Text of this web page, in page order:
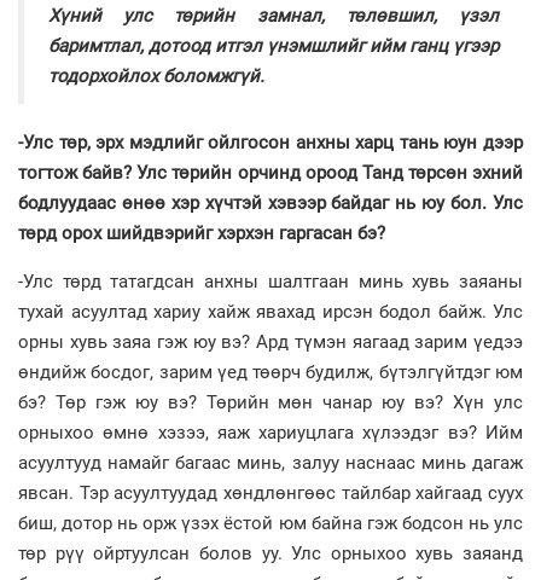
Хүний улс төрийн замнал, төлөвшил, үзэл
баримтлал, дотоод итгэл үнэмшлийг ийм ганц үгээр
тодорхойлох боломжгүй.
-Улс төр, эрх мэдлийг ойлгосон анхны харц тань юун дээр
тогтож байв? Улс төрийн орчинд ороод Танд төрсөн эхний
бодлуудаас өнөө хэр хүчтэй хэвээр байдаг нь юу бол. Улс
төрд орох шийдвэрийг хэрхэн гаргасан бэ?
-Улс төрд татагдсан анхны шалтгаан минь хувь заяаны
тухай асуултад хариу хайж явахад ирсэн бодол байж. Улс
орны хувь заяа гэж юу вэ? Ард түмэн яагаад зарим үедээ
өндийж босдог, зарим үед төөрч будилж, бүтэлгүйтдэг юм
бэ? Төр гэж юу вэ? Төрийн мөн чанар юу вэ? Хүн улс
орныхоо өмнө хэзээ, яаж хариуцлага хүлээдэг вэ? Ийм
асуултууд намайг багаас минь, залуу наснаас минь дагаж
явсан. Тэр асуултуудад хөндлөнгөөс тайлбар хайгаад суух
биш, дотор нь орж үзэх ёстой юм байна гэж бодсон нь улс
төр рүү ойртуулсан болов уу. Улс орныхоо хувь заяанд